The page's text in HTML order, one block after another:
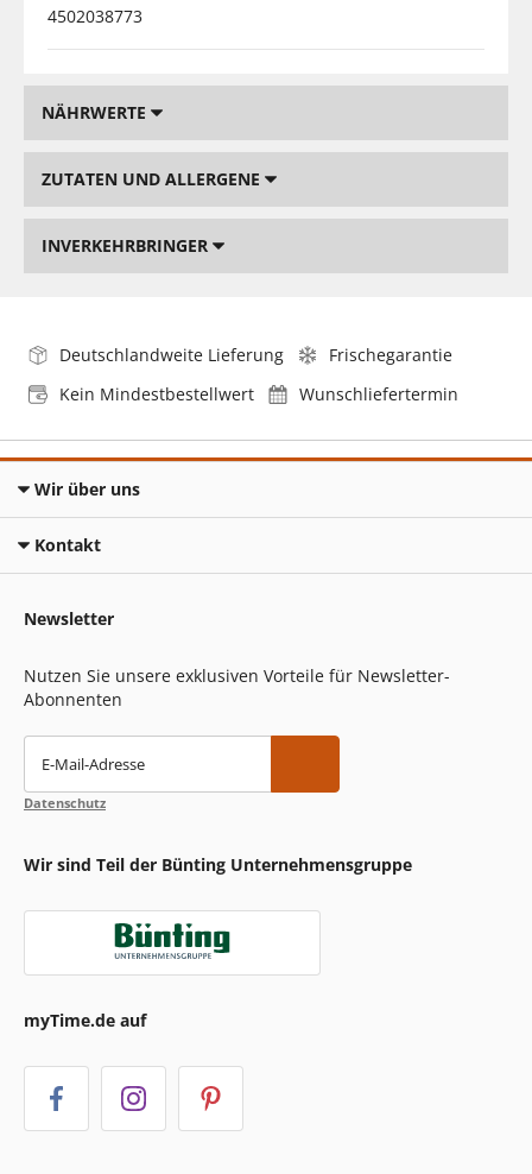
4502038773
NÄHRWERTE
ZUTATEN UND ALLERGENE
INVERKEHRBRINGER
Deutschlandweite Lieferung
Frischegarantie
Kein Mindestbestellwert
Wunschliefertermin
Wir über uns
Kontakt
Newsletter
Nutzen Sie unsere exklusiven Vorteile für Newsletter-
Abonnenten
E-Mail-Adresse
Datenschutz
Wir sind Teil der Bünting Unternehmensgruppe
myTime.de auf